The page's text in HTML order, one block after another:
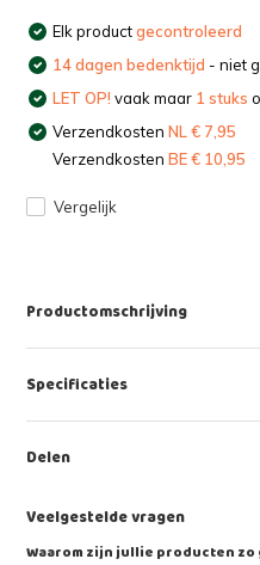
Elk productgecontroleerd
14 dagen bedenktijd - niet
LET OP! vaak maar 1 stuks
VerzendkostenNL € 7,95
VerzendkostenBE € 10,95
Vergelijk
Productomschrijving
Specificaties
Delen
Veelgestelde vragen
Waarom zijn jullie producten zo